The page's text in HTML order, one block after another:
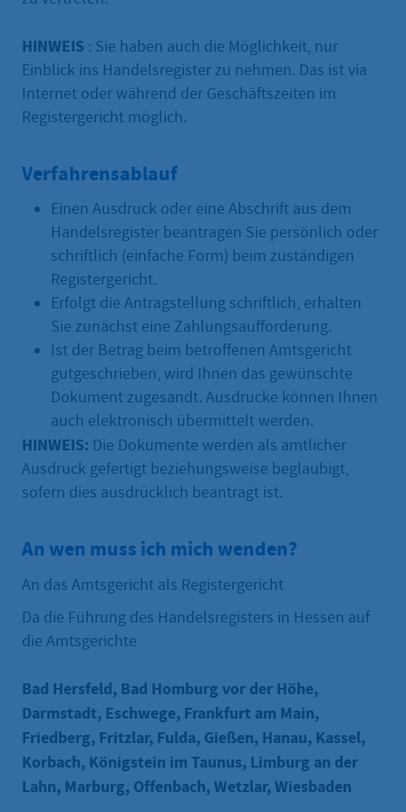
HINWEIS : Sie haben auch die Möglichkeit, nur
Einblick ins Handelsregister zu nehmen. Das ist via
Internet oder während der Geschäftszeiten im
Registergericht möglich.
Verfahrensablauf
Einen Ausdruck oder eine Abschrift aus dem
Handelsregister beantragen Sie persönlich oder
schriftlich (einfache Form) beim zuständigen
Registergericht.
Erfolgt die Antragstellung schriftlich, erhalten
Sie zunächst eine Zahlungsaufforderung.
Ist der Betrag beim betroffenen Amtsgericht
gutgeschrieben, wird Ihnen das gewünschte
Dokument zugesandt. Ausdrucke können Ihnen
auch elektronisch übermittelt werden.
HINWEIS: Die Dokumente werden als amtlicher
Ausdruck gefertigt beziehungsweise beglaubigt,
sofern dies ausdrücklich beantragt ist.
An wen muss ich mich wenden?
An das Amtsgericht als Registergericht
Da die Führung des Handelsregisters in Hessen auf
die Amtsgerichte
Bad Hersfeld, Bad Homburg vor der Höhe,
Darmstadt, Eschwege, Frankfurt am Main,
Friedberg, Fritzlar, Fulda, Gießen, Hanau, Kassel,
Korbach, Königstein im Taunus, Limburg an der
Lahn, Marburg, Offenbach, Wetzlar, Wiesbaden